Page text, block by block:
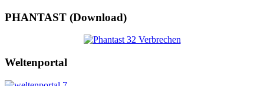
PHANTAST (Download)
Weltenportal